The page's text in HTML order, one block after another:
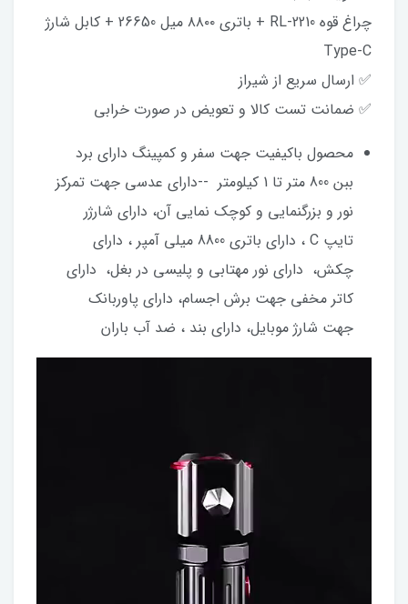
چراغ قوه RL-2210 + باتری ۸۸۰۰ میل 26650 + کابل شارژ
Type-C
✅ ارسال سریع از شیراز
✅ ضمانت تست کالا و تعویض در صورت خرابی
محصول باکیفیت جهت سفر و کمپینگ دارای برد
ببن 800 متر تا 1 کیلومتر --دارای عدسی جهت تمرکز
نور و بزرگنمایی و کوچک نمایی آن، دارای شارژر
تایپ C ، دارای باتری 8800 میلی آمپر ، دارای
چکش، دارای نور مهتابی و پلیسی در بغل، دارای
کاتر مخفی جهت برش اجسام، دارای پاوربانک
جهت شارژ موبایل، دارای بند ، ضد آب باران